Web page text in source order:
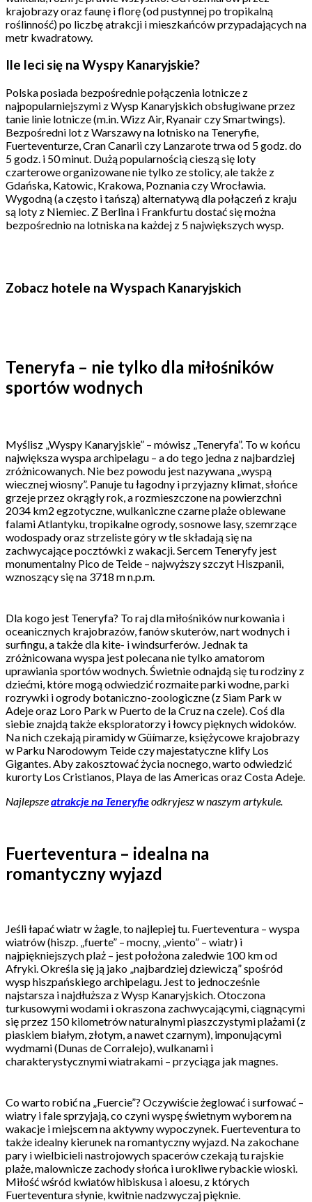
krajobrazy oraz faunę i florę (od pustynnej po tropikalną
roślinność) po liczbę atrakcji i mieszkańców przypadających na
metr kwadratowy.
Ile leci się na Wyspy Kanaryjskie?
Polska posiada bezpośrednie połączenia lotnicze z
najpopularniejszymi z Wysp Kanaryjskich obsługiwane przez
tanie linie lotnicze (m.in. Wizz Air, Ryanair czy Smartwings).
Bezpośredni lot z Warszawy na lotnisko na Teneryfie,
Fuerteventurze, Cran Canarii czy Lanzarote trwa od 5 godz. do
5 godz. i 50 minut. Dużą popularnością cieszą się loty
czarterowe organizowane nie tylko ze stolicy, ale także z
Gdańska, Katowic, Krakowa, Poznania czy Wrocławia.
Wygodną (a często i tańszą) alternatywą dla połączeń z kraju
są loty z Niemiec. Z Berlina i Frankfurtu dostać się można
bezpośrednio na lotniska na każdej z 5 największych wysp.
Zobacz hotele na Wyspach Kanaryjskich
Teneryfa – nie tylko dla miłośników
sportów wodnych
Myślisz „Wyspy Kanaryjskie” – mówisz „Teneryfa”. To w końcu
największa wyspa archipelagu – a do tego jedna z najbardziej
zróżnicowanych. Nie bez powodu jest nazywana „wyspą
wiecznej wiosny”. Panuje tu łagodny i przyjazny klimat, słońce
grzeje przez okrągły rok, a rozmieszczone na powierzchni
2034 km2 egzotyczne, wulkaniczne czarne plaże oblewane
falami Atlantyku, tropikalne ogrody, sosnowe lasy, szemrzące
wodospady oraz strzeliste góry w tle składają się na
zachwycające pocztówki z wakacji. Sercem Teneryfy jest
monumentalny Pico de Teide – najwyższy szczyt Hiszpanii,
wznoszący się na 3718 m n.p.m.
Dla kogo jest Teneryfa? To raj dla miłośników nurkowania i
oceanicznych krajobrazów, fanów skuterów, nart wodnych i
surfingu, a także dla kite- i windsurferów. Jednak ta
zróżnicowana wyspa jest polecana nie tylko amatorom
uprawiania sportów wodnych. Świetnie odnajdą się tu rodziny z
dziećmi, które mogą odwiedzić rozmaite parki wodne, parki
rozrywki i ogrody botaniczno-zoologiczne (z Siam Park w
Adeje oraz Loro Park w Puerto de la Cruz na czele). Coś dla
siebie znajdą także eksploratorzy i łowcy pięknych widoków.
Na nich czekają piramidy w Güímarze, księżycowe krajobrazy
w Parku Narodowym Teide czy majestatyczne klify Los
Gigantes. Aby zakosztować życia nocnego, warto odwiedzić
kurorty Los Cristianos, Playa de las Americas oraz Costa Adeje.
Najlepszeatrakcje na Teneryfieodkryjesz w naszym artykule.
Fuerteventura – idealna na
romantyczny wyjazd
Jeśli łapać wiatr w żagle, to najlepiej tu. Fuerteventura – wyspa
wiatrów (hiszp. „fuerte” – mocny, „viento” – wiatr) i
najpiękniejszych plaż – jest położona zaledwie 100 km od
Afryki. Określa się ją jako „najbardziej dziewiczą” spośród
wysp hiszpańskiego archipelagu. Jest to jednocześnie
najstarsza i najdłuższa z Wysp Kanaryjskich. Otoczona
turkusowymi wodami i okraszona zachwycającymi, ciągnącymi
się przez 150 kilometrów naturalnymi piaszczystymi plażami (z
piaskiem białym, złotym, a nawet czarnym), imponującymi
wydmami (Dunas de Corralejo), wulkanami i
charakterystycznymi wiatrakami – przyciąga jak magnes.
Co warto robić na „Fuercie”? Oczywiście żeglować i surfować –
wiatry i fale sprzyjają, co czyni wyspę świetnym wyborem na
wakacje i miejscem na aktywny wypoczynek. Fuerteventura to
także idealny kierunek na romantyczny wyjazd. Na zakochane
pary i wielbicieli nastrojowych spacerów czekają tu rajskie
plaże, malownicze zachody słońca i urokliwe rybackie wioski.
Miłość wśród kwiatów hibiskusa i aloesu, z których
Fuerteventura słynie, kwitnie nadzwyczaj pięknie.